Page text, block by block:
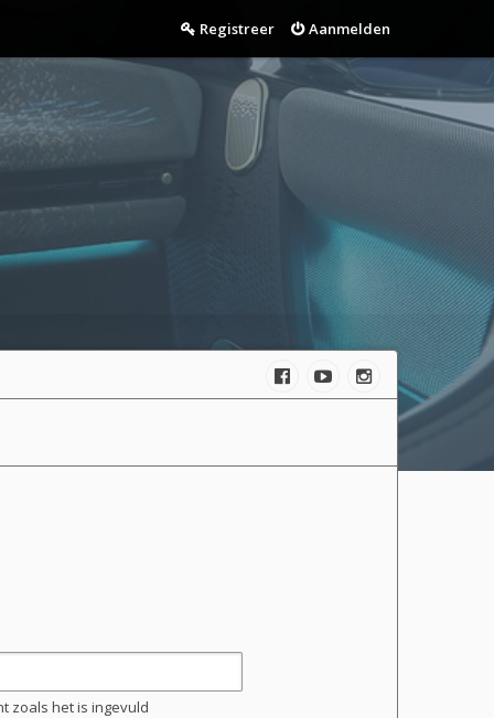
Aanmelden
Registreer
zoals het is ingevuld